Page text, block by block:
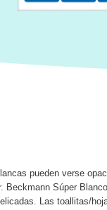
pueden verse
Beckmann Súper
Las toallitas/